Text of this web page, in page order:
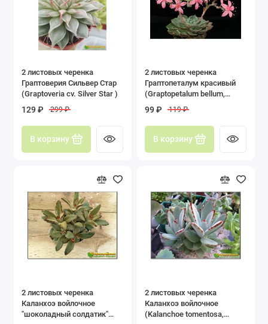
2 листовых черенка
Граптоверия Сильвер Стар
(Graptoveria cv. Silver Star )
129 ₽ 299 ₽
В корзину
2 листовых черенка
Граптопеталум красивый
(Graptopetalum bellum,
99 ₽ 119 ₽
В корзину
2 листовых черенка
Каланхоэ войлочное
"шоколадный солдатик"
2 листовых черенка
Каланхоэ войлочное
(Kalanchoe tomentosa,